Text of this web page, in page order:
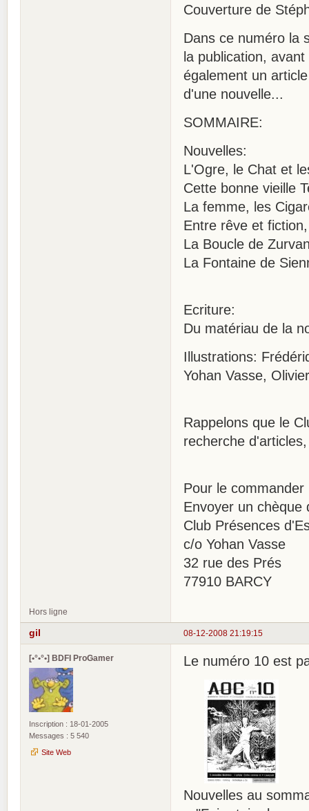
Couverture de
Dans ce numéro la
la publication,
également un
d'une nouvelle...
SOMMAIRE:
Nouvelles:
L'Ogre, le Chat et
Cette bonne vieille
La femme, les
Entre rêve et
La Boucle de
La Fontaine de
Ecriture:
Du matériau de la
Illustrations:
Yohan Vasse,
Rappelons que le
recherche
Pour le commander
Envoyer un chèque
Club Présences
c/o Yohan Vasse
32 rue des Prés
77910 BARCY
Hors ligne
08-12-2008 21:19:15
gil
[•°•°•] BDFI ProGamer
Inscription : 18-01-2005
Messages : 5 540
Site Web
Le numéro 10 est
Nouvelles au